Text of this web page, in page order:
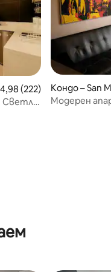
оценка: 4,98 от 5,
4,98 (222)
Светло,
Кондо – San
Модерен